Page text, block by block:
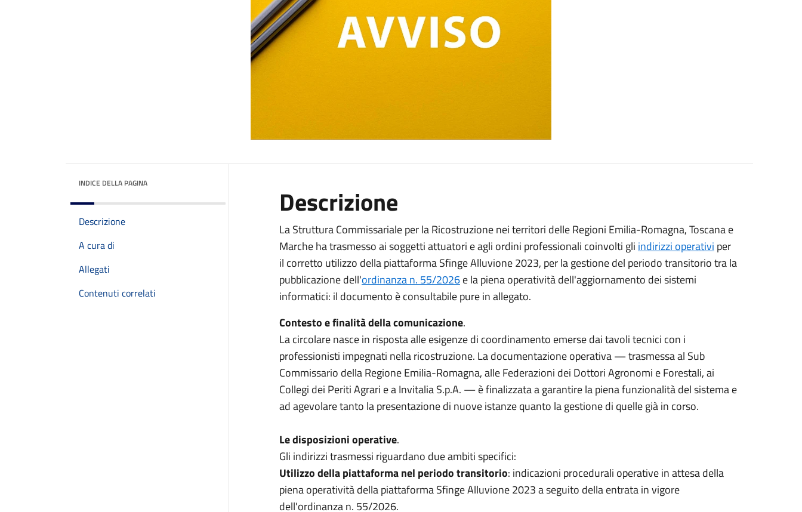
INDICE DELLA PAGINA
Descrizione
A cura di
Allegati
Contenuti correlati
Descrizione
La Struttura Commissariale per la Ricostruzione nei territori delle Regioni Emilia-Romagna, Toscana e
Marche ha trasmesso ai soggetti attuatori e agli ordini professionali coinvolti gli indirizzi operativi per
il corretto utilizzo della piattaforma Sfinge Alluvione 2023, per la gestione del periodo transitorio tra la
pubblicazione dell'ordinanza n. 55/2026e la piena operatività dell'aggiornamento dei sistemi
informatici: il documento è consultabile pure in allegato.
Contesto e finalità della comunicazione.
La circolare nasce in risposta alle esigenze di coordinamento emerse dai tavoli tecnici con i
professionisti impegnati nella ricostruzione. La documentazione operativa — trasmessa al Sub
Commissario della Regione Emilia-Romagna, alle Federazioni dei Dottori Agronomi e Forestali, ai
Collegi dei Periti Agrari e a Invitalia S.p.A. — è finalizzata a garantire la piena funzionalità del sistema e
ad agevolare tanto la presentazione di nuove istanze quanto la gestione di quelle già in corso.
Le disposizioni operative.
Gli indirizzi trasmessi riguardano due ambiti specifici:
Utilizzo della piattaforma nel periodo transitorio: indicazioni procedurali operative in attesa della
piena operatività della piattaforma Sfinge Alluvione 2023 a seguito della entrata in vigore
dell'ordinanza n. 55/2026.